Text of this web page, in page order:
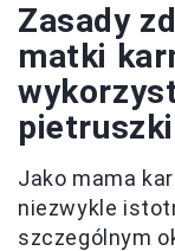
Zasady
matki
pietruszki
Jako mama
niezwykle
szczególnym